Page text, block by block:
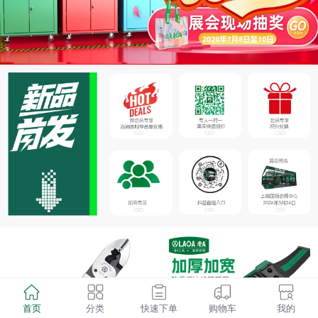
首页 分类 快速下单 购物车 我的